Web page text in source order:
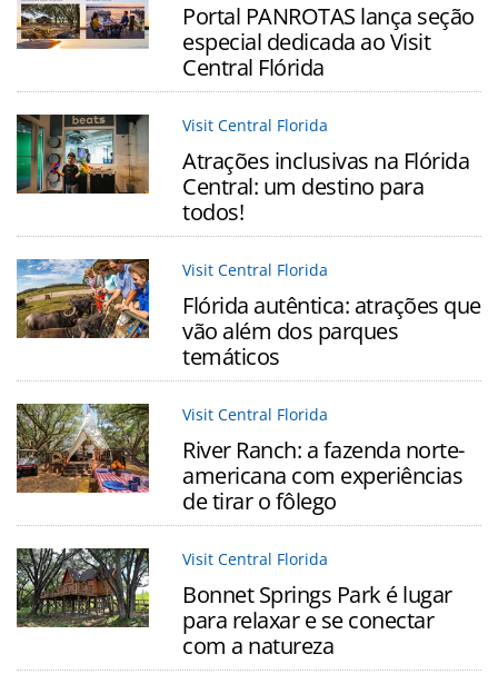
Portal PANROTAS lança seção
especial dedicada ao Visit
Central Flórida
Visit Central Florida
Atrações inclusivas na Flórida
Central: um destino para
todos!
Visit Central Florida
Flórida autêntica: atrações que
vão além dos parques
temáticos
Visit Central Florida
River Ranch: a fazenda norte-
americana com experiências
de tirar o fôlego
Visit Central Florida
Bonnet Springs Park é lugar
para relaxar e se conectar
com a natureza